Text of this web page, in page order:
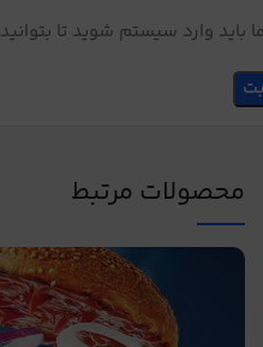
باید وارد سیستم شوید تا
محصولات مرتبط